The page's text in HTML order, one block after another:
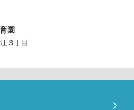
園
３丁目